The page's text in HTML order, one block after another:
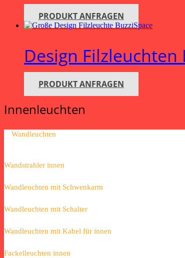
PRODUKT ANFRAGEN
Design
PRODUKT ANFRAGEN
Innenleuchten
Wandleuchten
Wandstrahler innen
Wandleuchten mit Schwenkarm
Wandleuchten mit Schalter
Wandleuchten mit Kabel für innen
Fackelleuchten innen